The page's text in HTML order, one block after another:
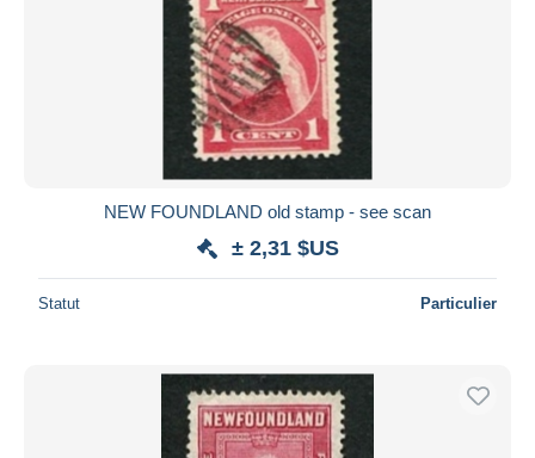
NEW FOUNDLAND old stamp - see scan
± 2,31 $US
Statut Particulier